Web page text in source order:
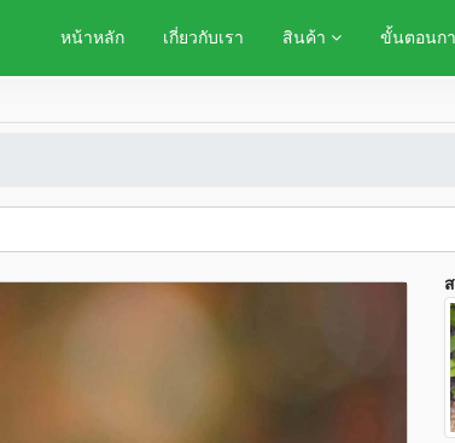
หน้าหลัก เกี่ยวกับเรา สินค้า ขั้นตอนก